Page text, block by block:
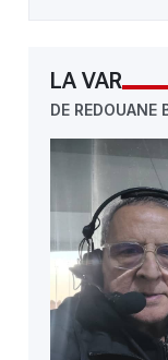
LA VAR
DE REDOUANE